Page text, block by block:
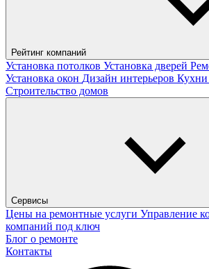
Рейтинг компаний
Установка потолков Установка дверей
Установка окон Дизайн интерьеров
Строительство домов
Сервисы
Цены на ремонтные услуги Управление
компаний под ключ
Блог о ремонте
Контакты